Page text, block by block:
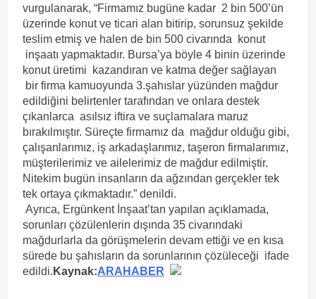
vurgulanarak, “Firmamız bugüne kadar 2 bin 500’ün
üzerinde konut ve ticari alan bitirip, sorunsuz şekilde
teslim etmiş ve halen de bin 500 civarında konut
inşaatı yapmaktadır. Bursa’ya böyle 4 binin üzerinde
konut üretimi kazandıran ve katma değer sağlayan
bir firma kamuoyunda 3.şahıslar yüzünden mağdur
edildiğini belirtenler tarafından ve onlara destek
çıkanlarca asılsız iftira ve suçlamalara maruz
bırakılmıştır. Süreçte firmamız da mağdur olduğu gibi,
çalışanlarımız, iş arkadaşlarımız, taşeron firmalarımız,
müşterilerimiz ve ailelerimiz de mağdur edilmiştir.
Nitekim bugün insanların da ağzından gerçekler tek
tek ortaya çıkmaktadır.” denildi.
Ayrıca, Ergünkent İnşaat’tan yapılan açıklamada,
sorunları çözülenlerin dışında 35 civarındaki
mağdurlarla da görüşmelerin devam ettiği ve en kısa
sürede bu şahısların da sorunlarının çözüleceği ifade
edildi. Kaynak:ARAHABER